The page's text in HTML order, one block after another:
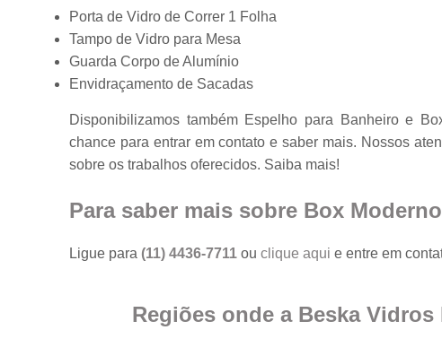
Porta de Vidro de Correr 1 Folha
Tampo de Vidro para Mesa
Guarda Corpo de Alumínio
Envidraçamento de Sacadas
Disponibilizamos também Espelho para Banheiro e
chance para entrar em contato e saber mais. Nossos
sobre os trabalhos oferecidos. Saiba mais!
Para saber mais sobre Box
Ligue para(11) 4436-7711ouclique aqui e entre em
Regiões onde a Beska